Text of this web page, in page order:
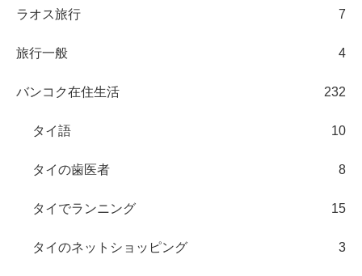
ラオス旅行 7
旅行一般 4
バンコク在住生活 232
タイ語 10
タイの歯医者 8
タイでランニング 15
タイのネットショッピング 3